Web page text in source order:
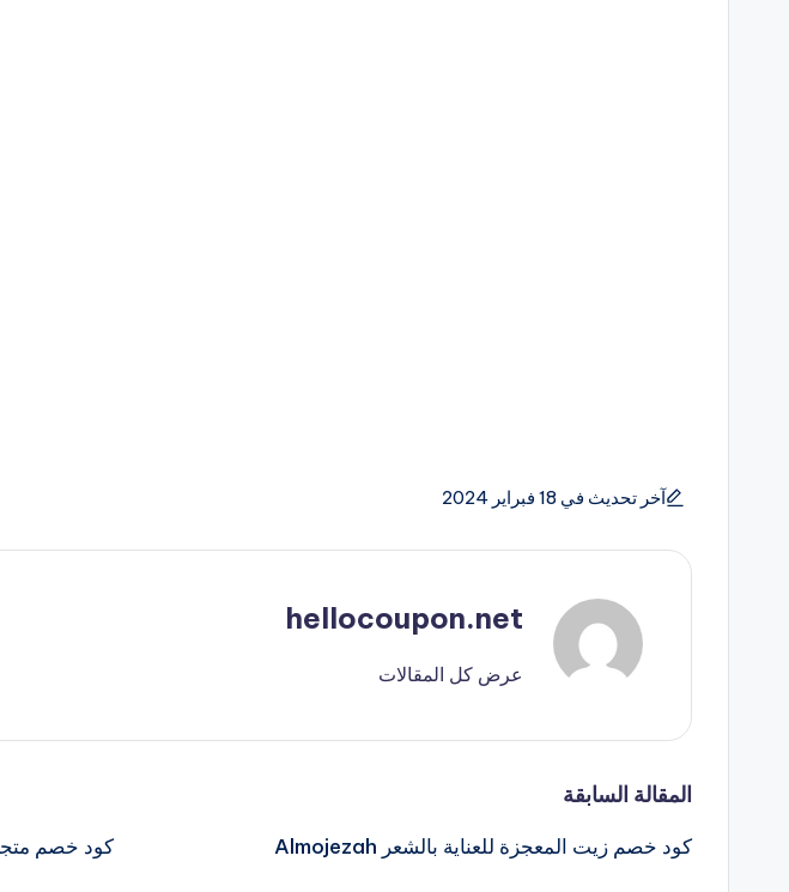
آخر تحديث في 18 فبراير 2024
hellocoupon.net
عرض كل المقالات
تصفّح
المقالات
المقالة السابقة
كود خصم زيت المعجزة للعناية بالشعر Almojezah
كود خصم متجر